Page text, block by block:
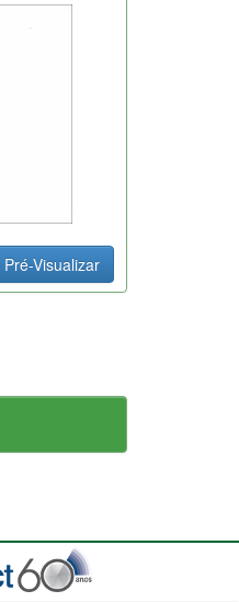
Pré-Visualizar